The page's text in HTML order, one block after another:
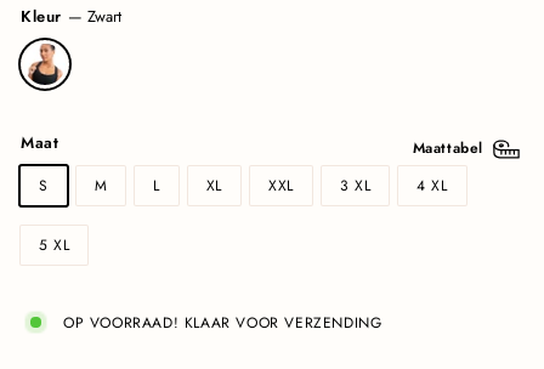
Kleur — Zwart
Maat
Maattabel
S
M L XL XXL 3 XL 4 XL
5 XL
OP VOORRAAD! KLAAR VOOR VERZENDING